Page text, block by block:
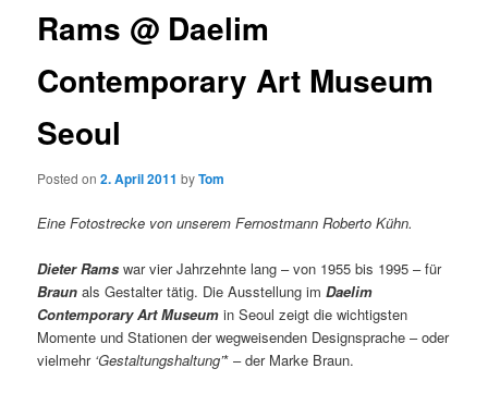
Rams @ Daelim
Contemporary Art Museum
Seoul
Posted on2. April 2011 byTom
Eine Fotostrecke von unserem Fernostmann Roberto Kühn.
Dieter Rams war vier Jahrzehnte lang – von 1955 bis 1995 – für
Braun als Gestalter tätig. Die Ausstellung imDaelim
Contemporary Art Museum in Seoul zeigt die wichtigsten
Momente und Stationen der wegweisenden Designsprache – oder
vielmehr ‘Gestaltungshaltung’* – der Marke Braun.